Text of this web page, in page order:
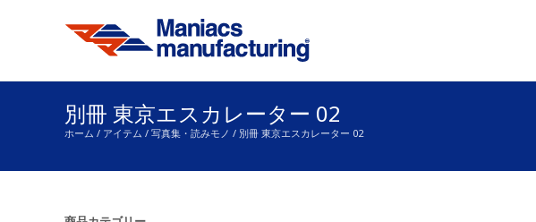
別冊 東京エスカレーター 02
ホーム / アイテム / 写真集・読みモノ / 別冊 東京エスカレーター 02